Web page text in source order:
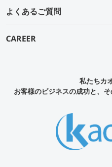
よくあるご質問
CAREER
私たちカ
お客様のビジネスの成功と、